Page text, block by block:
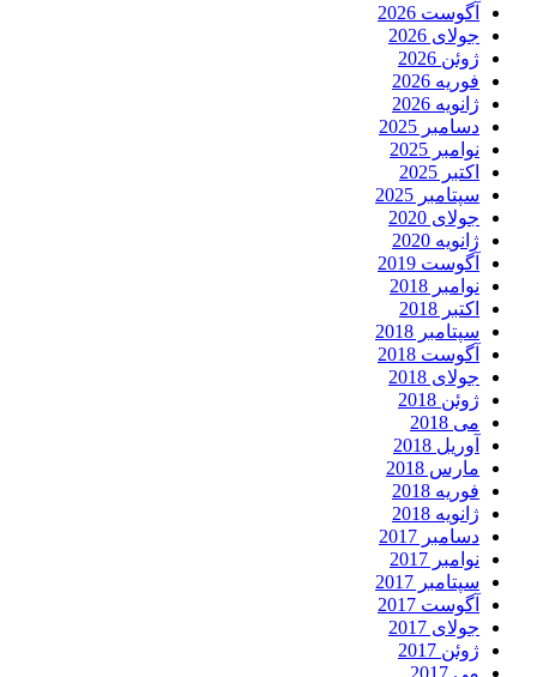
آگوست 2026
جولای 2026
ژوئن 2026
فوریه 2026
ژانویه 2026
دسامبر 2025
نوامبر 2025
اکتبر 2025
سپتامبر 2025
جولای 2020
ژانویه 2020
آگوست 2019
نوامبر 2018
اکتبر 2018
سپتامبر 2018
آگوست 2018
جولای 2018
ژوئن 2018
می 2018
آوریل 2018
مارس 2018
فوریه 2018
ژانویه 2018
دسامبر 2017
نوامبر 2017
سپتامبر 2017
آگوست 2017
جولای 2017
ژوئن 2017
می 2017